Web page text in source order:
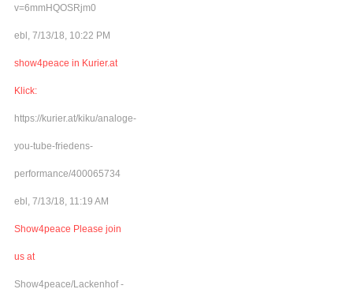
v=6mmHQOSRjm0
ebl, 7/13/18, 10:22 PM
show4peace in Kurier.at
Klick:
https://kurier.at/kiku/analoge-
you-tube-friedens-
performance/400065734
ebl, 7/13/18, 11:19 AM
Show4peace Please join
us at
Show4peace/Lackenhof -